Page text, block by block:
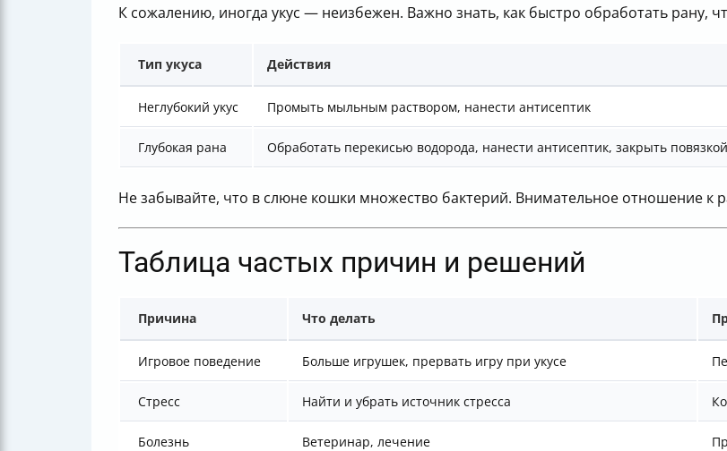
К сожалению, иногда укус — неизбежен. Важно знать, как быстро обработать рану,
Тип укуса Действия
Неглубокий укус Промыть мыльным раствором, нанести антисептик
Глубокая рана Обработать перекисью водорода, нанести антисептик, закрыть повязкой
Не забывайте, что в слюне кошки множество бактерий. Внимательное отношение к
Таблица частых причин и решений
Причина Что делать
Игровое поведение Больше игрушек, прервать игру при укусе
Стресс Найти и убрать источник стресса
Болезнь Ветеринар, лечение